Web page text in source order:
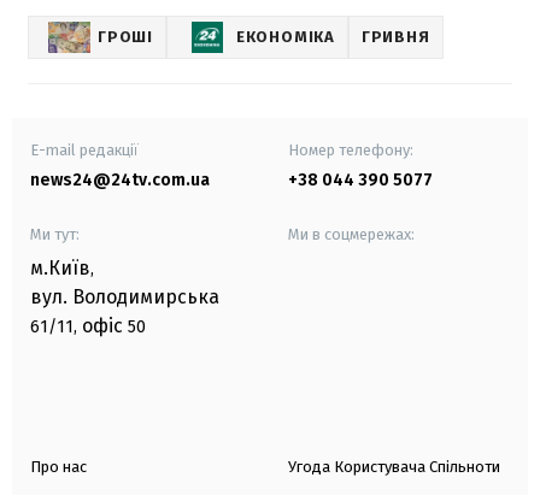
ГРОШІ ЕКОНОМІКА ГРИВНЯ
E-mail редакції
news24@24tv.com.ua
Номер телефону:
+38 044 390 5077
Ми тут:
м.Київ,
вул. Володимирська
61/11, офіс 50
Ми в соцмережах:
Про нас Угода Користувача Спільноти